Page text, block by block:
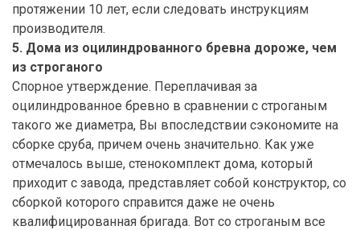
протяжении 10 лет, если следовать инструкциям
производителя.
5. Дома из оцилиндрованного бревна дороже, чем
из строганого
Спорное утверждение. Переплачивая за
оцилиндрованное бревно в сравнении с строганым
такого же диаметра, Вы впоследствии сэкономите на
сборке сруба, причем очень значительно. Как уже
отмечалось выше, стенокомплект дома, который
приходит с завода, представляет собой конструктор, со
сборкой которого справится даже не очень
квалифицированная бригада. Вот со строганым все